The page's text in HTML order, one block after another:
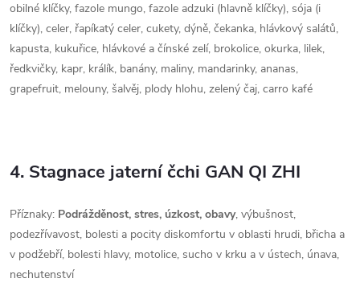
obilné klíčky, fazole mungo, fazole adzuki (hlavně klíčky), sója (i
klíčky), celer, řapíkatý celer, cukety, dýně, čekanka, hlávkový salátů,
kapusta, kukuřice, hlávkové a čínské zelí, brokolice, okurka, lilek,
ředkvičky, kapr, králík, banány, maliny, mandarinky, ananas,
grapefruit, melouny, šalvěj, plody hlohu, zelený čaj, carro kafé
4. Stagnace jaterní čchi GAN QI ZHI
Příznaky: Podrážděnost, stres, úzkost, obavy, výbušnost,
podezřívavost, bolesti a pocity diskomfortu v oblasti hrudi, břicha a
v podžebří, bolesti hlavy, motolice, sucho v krku a v ústech, únava,
nechutenství